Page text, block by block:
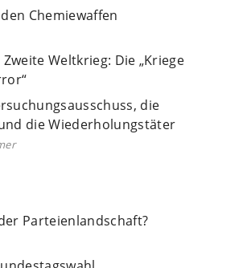
Chemiewaffen
Weltkrieg: Die „Kriege
die
die Wiederholungstäter
Parteienlandschaft?